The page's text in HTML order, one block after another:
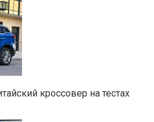
кроссовер на тестах